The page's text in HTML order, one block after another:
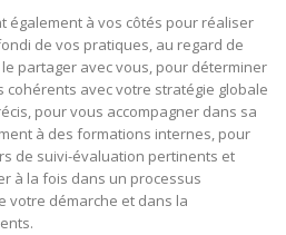
également à vos côtés pour réaliser
de vos pratiques, au regard de
partager avec vous, pour déterminer
cohérents avec votre stratégie globale
pour vous accompagner dans sa
à des formations internes, pour
de suivi-évaluation pertinents et
à la fois dans un processus
votre démarche et dans la